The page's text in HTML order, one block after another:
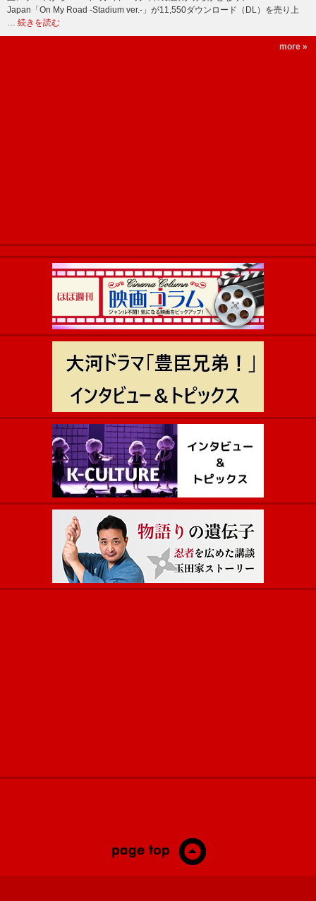
Japan「On My Road -Stadium ver.-」が11,550ダウンロード（DL）を売り上
… 続きを読む
more »